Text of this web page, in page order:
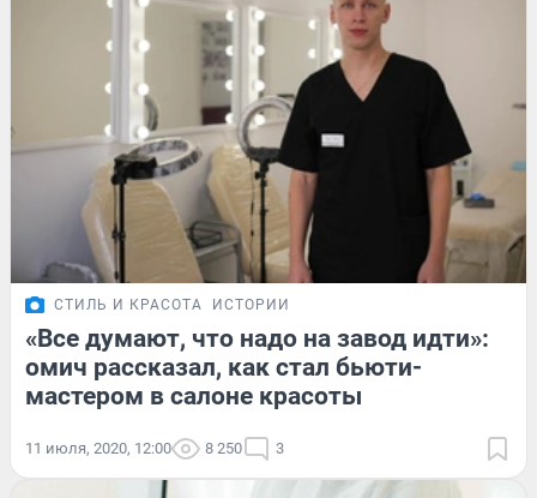
СТИЛЬ И КРАСОТА ИСТОРИИ
«Все думают, что надо на завод идти»:
омич рассказал, как стал бьюти-
мастером в салоне красоты
11 июля, 2020, 12:00 8 250 3